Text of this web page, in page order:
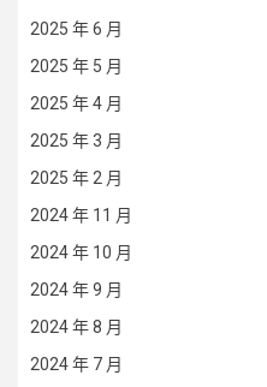
2025 年 6 月
2025 年 5 月
2025 年 4 月
2025 年 3 月
2025 年 2 月
2024 年 11 月
2024 年 10 月
2024 年 9 月
2024 年 8 月
2024 年 7 月